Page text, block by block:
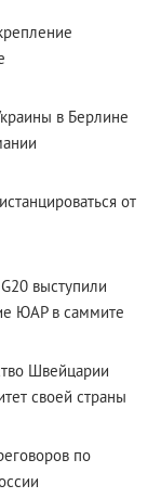
в Берлине
от
выступили
ЮАР в саммите
Швейцарии
своей страны
по